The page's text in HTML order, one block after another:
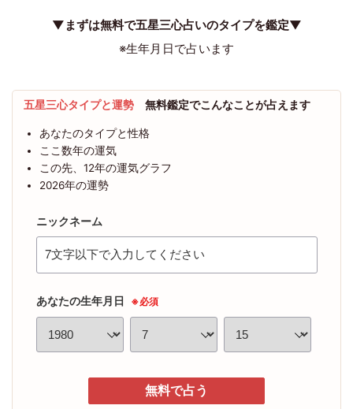
▼まずは無料で五星三心占いのタイプを鑑定▼
※生年月日で占います
五星三心タイプと運勢無料鑑定でこんなことが占えます
あなたのタイプと性格
ここ数年の運気
この先、12年の運気グラフ
2026年の運勢
ニックネーム
あなたの生年月日 ※必須
無料で占う